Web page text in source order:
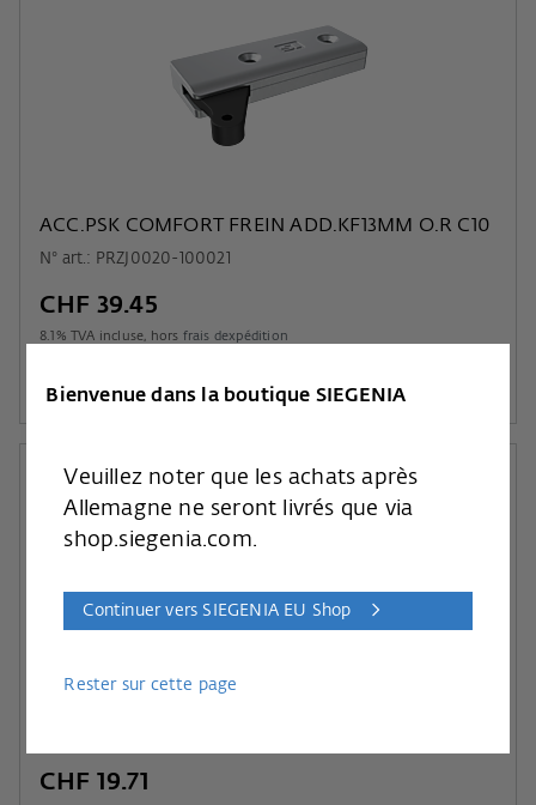
ACC.PSK COMFORT FREIN ADD.KF13MM O.R C10
N° art.: PRZJ0020-100021
CHF 39.45
8.1 % TVA incluse, hors frais dexpédition
Au panier
CHF 19.71
Bienvenue dans la boutique SIEGENIA
Veuillez noter que les achats après
Allemagne ne seront livrés que via
shop.siegenia.com.
Continuer vers SIEGENIA EU Shop
Rester sur cette page